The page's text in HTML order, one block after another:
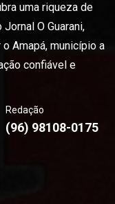
uma riqueza de
O Guarani,
Amapá, município a
confiável e
Redação
(96) 98108-0175